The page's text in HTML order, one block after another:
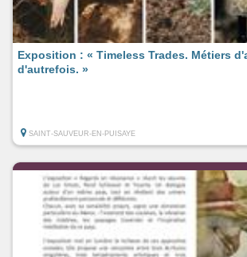
Exposition : « Timeless Trades. Métiers
d'autrefois. »
SAINT-SAUVEUR-EN-PUISAYE